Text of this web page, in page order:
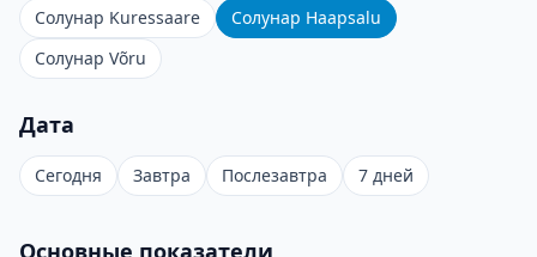
Солунар Kuressaare
Солунар Haapsalu
Солунар Võru
Дата
Сегодня Завтра Послезавтра 7 дней
Основные показатели